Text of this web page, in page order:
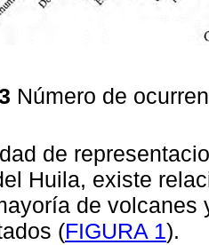
Número de
de
Huila, existe
de
(FIGURA 1).